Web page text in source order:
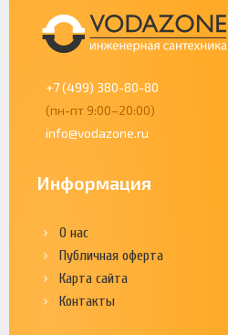
+7 (499) 380-80-80
(пн-пт 9:00–20:00)
info@vodazone.ru
Информация
О нас
Публичная оферта
Карта сайта
Контакты